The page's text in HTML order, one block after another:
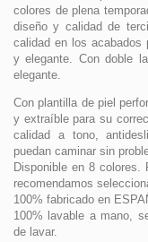
colores de plena
diseño y calidad de
calidad en los acabados
y elegante. Con doble
elegante.
Con plantilla de piel
y extraíble para su
calidad a tono,
puedan caminar sin
Disponible en 8 colores.
recomendamos
100% fabricado en
100% lavable a mano,
de lavar.